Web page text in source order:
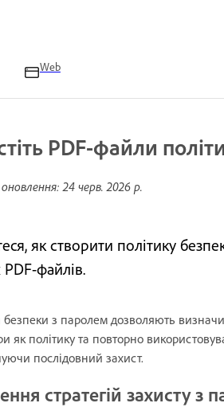
Web
PDF-файли
24 черв. 2026 р.
як створити політику
PDF-файлів.
безпеки з паролем дозволяють
як політику та повторно
послідовний захист.
стратегій захисту з